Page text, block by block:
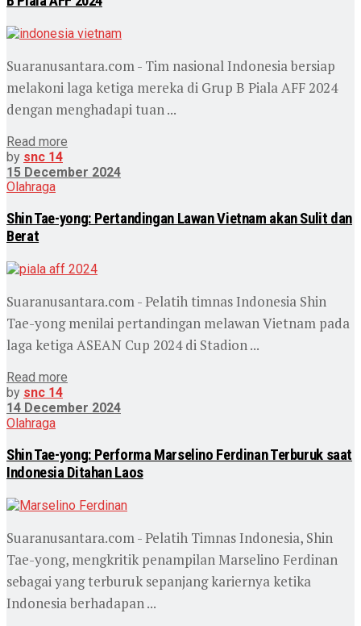
Suaranusantara.com - Tim nasional Indonesia bersiap
melakoni laga ketiga mereka di Grup B Piala AFF 2024
dengan menghadapi tuan ...
Read more
by snc 14
15 December 2024
Olahraga
Shin Tae-yong: Pertandingan Lawan Vietnam akan Sulit dan
Berat
Suaranusantara.com - Pelatih timnas Indonesia Shin
Tae-yong menilai pertandingan melawan Vietnam pada
laga ketiga ASEAN Cup 2024 di Stadion ...
Read more
by snc 14
14 December 2024
Olahraga
Shin Tae-yong: Performa Marselino Ferdinan Terburuk saat
Indonesia Ditahan Laos
Suaranusantara.com - Pelatih Timnas Indonesia, Shin
Tae-yong, mengkritik penampilan Marselino Ferdinan
sebagai yang terburuk sepanjang kariernya ketika
Indonesia berhadapan ...